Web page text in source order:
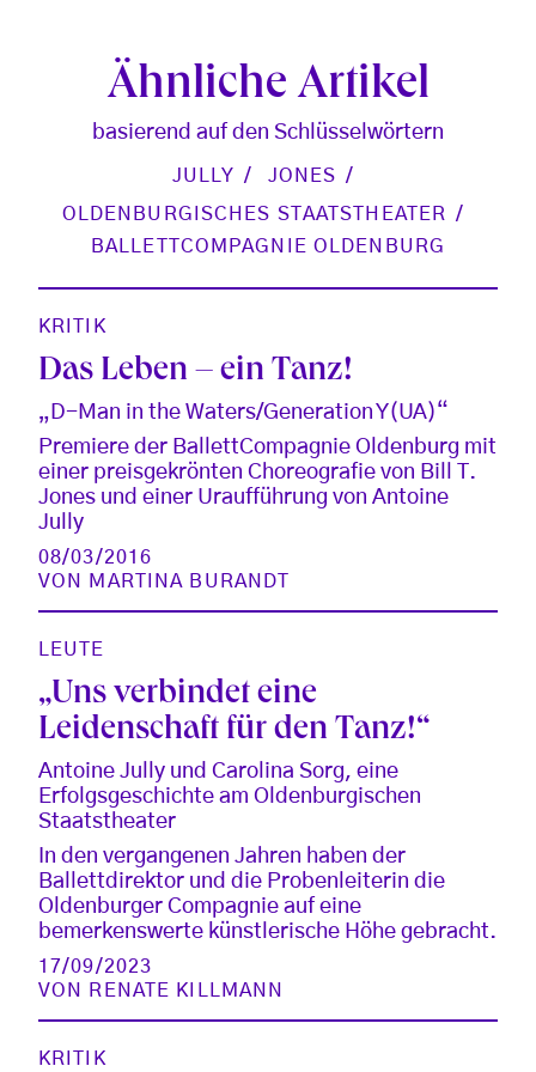
Ähnliche Artikel
basierend auf den Schlüsselwörtern
JULLY
JONES
OLDENBURGISCHES STAATSTHEATER
BALLETTCOMPAGNIE OLDENBURG
KRITIK
Das Leben – ein Tanz!
„D-Man in the Waters/Generation Y(UA)“
Premiere der BallettCompagnie Oldenburg mit
einer preisgekrönten Choreografie von Bill T.
Jones und einer Uraufführung von Antoine
Jully
08/03/2016
VON MARTINA BURANDT
LEUTE
„Uns verbindet eine
Leidenschaft für den Tanz!“
Antoine Jully und Carolina Sorg, eine
Erfolgsgeschichte am Oldenburgischen
Staatstheater
In den vergangenen Jahren haben der
Ballettdirektor und die Probenleiterin die
Oldenburger Compagnie auf eine
bemerkenswerte künstlerische Höhe gebracht.
17/09/2023
VON
RENATE KILLMANN
KRITIK